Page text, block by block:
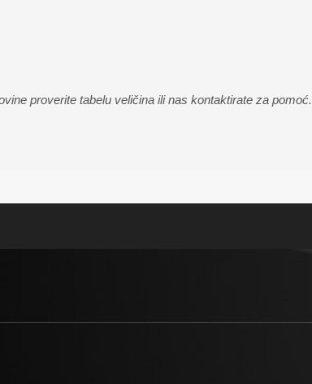
proverite tabelu veličina ili nas kontaktirate za pomoć.